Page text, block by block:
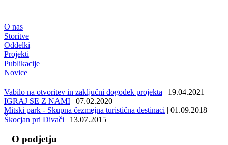
O nas
Storitve
Oddelki
Projekti
Publikacije
Novice
Vabilo na otvoritev in zaključni dogodek projekta | 19.04.2021
IGRAJ SE Z NAMI | 07.02.2020
Mitski park - Skupna čezmejna turistična destinaci | 01.09.2018
Škocjan pri Divači | 13.07.2015
O podjetju